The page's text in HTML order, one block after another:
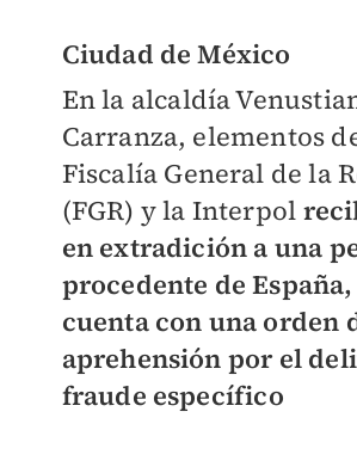
Ciudad de México
En la alcaldía
Carranza, elementos
Fiscalía General de la
(FGR) y la Interpol
en extradición a una
procedente de
cuenta con una orden
aprehensión por el
fraude específico